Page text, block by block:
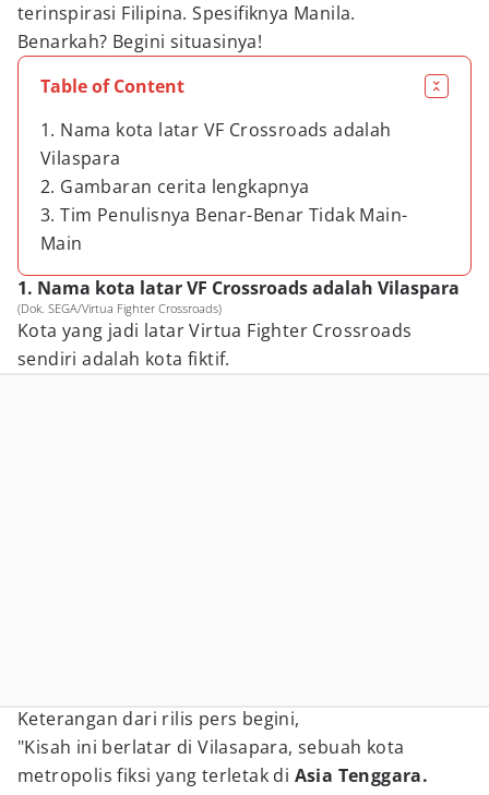
terinspirasi Filipina. Spesifiknya Manila.
Benarkah? Begini situasinya!
Table of Content
1. Nama kota latar VF Crossroads adalah
Vilaspara
2. Gambaran cerita lengkapnya
3. Tim Penulisnya Benar-Benar Tidak Main-
Main
1. Nama kota latar VF Crossroads adalah Vilaspara
(Dok. SEGA/Virtua Fighter Crossroads)
Kota yang jadi latar Virtua Fighter Crossroads
sendiri adalah kota fiktif.
Keterangan dari rilis pers begini,
"Kisah ini berlatar di Vilasapara, sebuah kota
metropolis fiksi yang terletak di Asia Tenggara.